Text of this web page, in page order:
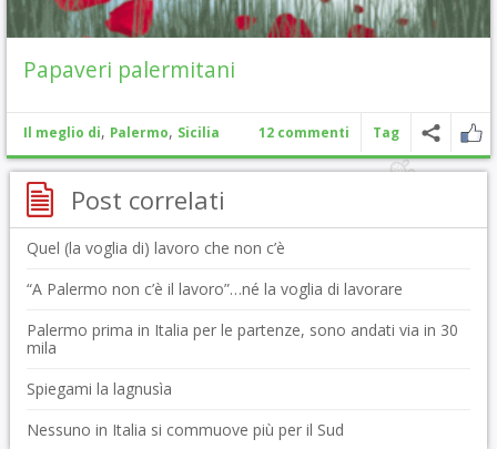
Papaveri palermitani
Il meglio di, Palermo, Sicilia 12 commenti Tag
Post correlati
Quel (la voglia di) lavoro che non c’è
“A Palermo non c’è il lavoro”…né la voglia di lavorare
Palermo prima in Italia per le partenze, sono andati via in 30
mila
Spiegami la lagnusìa
Nessuno in Italia si commuove più per il Sud